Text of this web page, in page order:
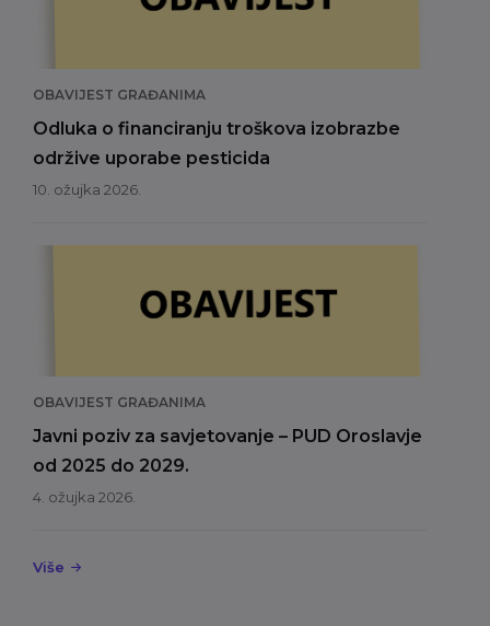
OBAVIJEST GRAĐANIMA
Odluka o financiranju troškova izobrazbe
održive uporabe pesticida
10. ožujka 2026.
OBAVIJEST GRAĐANIMA
Javni poziv za savjetovanje – PUD Oroslavje
od 2025 do 2029.
4. ožujka 2026.
Više